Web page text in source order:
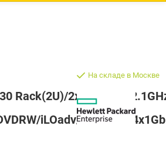
Rack(2U)/2xXeon16C
iLOadv/6HPFans/
На складе в Москве